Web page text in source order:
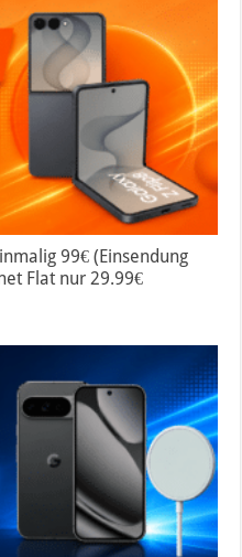
99€ (Einsendung
Flat nur 29.99€